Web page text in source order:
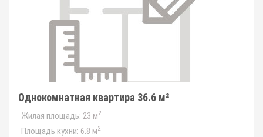
Однокомнатная квартира 36.6 м²
Жилая площадь: 23 м2
Площадь кухни: 6.8 м2